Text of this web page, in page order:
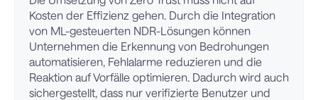
Kosten der Effizienz gehen. Durch die Integration
von ML-gesteuerten NDR-Lösungen können
Unternehmen die Erkennung von Bedrohungen
automatisieren, Fehlalarme reduzieren und die
Reaktion auf Vorfälle optimieren. Dadurch wird auch
sichergestellt, dass nur verifizierte Benutzer und